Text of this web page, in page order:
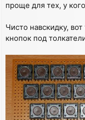
проще для тех, у
Чисто навскидку, вот
кнопок под